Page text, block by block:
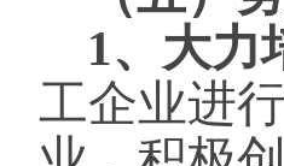
1、大力
工企业进